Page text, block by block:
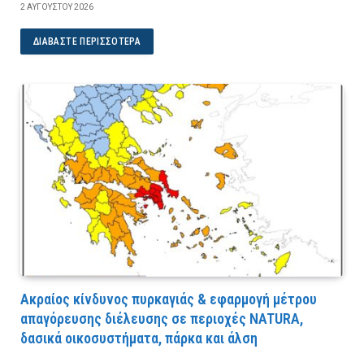
2 ΑΥΓΟΎΣΤΟΥ 2026
ΔΙΑΒΆΣΤΕ ΠΕΡΙΣΣΌΤΕΡΑ
Ακραίος κίνδυνος πυρκαγιάς & εφαρμογή μέτρου
απαγόρευσης διέλευσης σε περιοχές NATURA,
δασικά οικοσυστήματα, πάρκα και άλση